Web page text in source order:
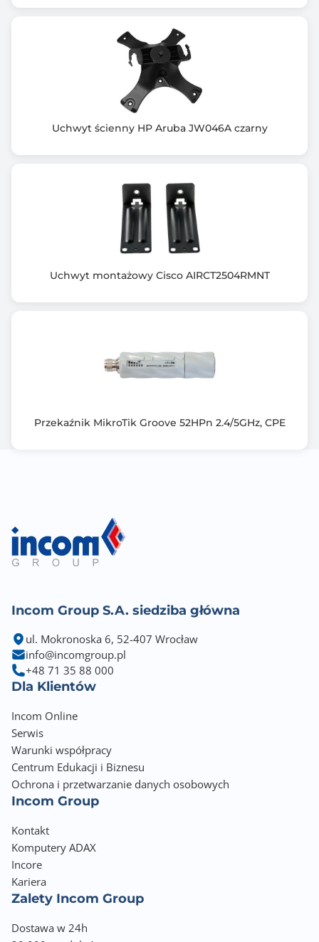
Uchwyt ścienny HP Aruba JW046A czarny
Uchwyt montażowy Cisco AIRCT2504RMNT
Przekaźnik MikroTik Groove 52HPn 2.4/5GHz, CPE
Incom Group S.A. siedziba główna
ul. Mokronoska 6, 52-407 Wrocław
info@incomgroup.pl
+48 71 35 88 000
Dla Klientów
Incom Online
Serwis
Warunki współpracy
Centrum Edukacji i Biznesu
Ochrona i przetwarzanie danych osobowych
Incom Group
Kontakt
Komputery ADAX
Incore
Kariera
Zalety Incom Group
Dostawa w 24h